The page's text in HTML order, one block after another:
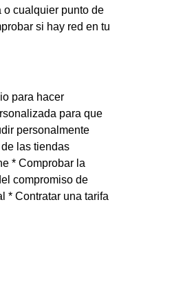
o cualquier punto de
si hay red en tu
para hacer
para que
personalmente
las tiendas
* Comprobar la
compromiso de
* Contratar una tarifa